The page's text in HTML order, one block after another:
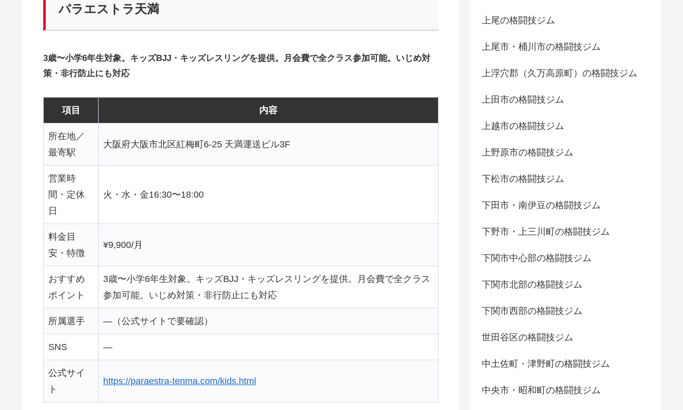
パラエストラ天満
3歳〜小学6年生対象。キッズBJJ・キッズレスリングを提供。月会費で全クラス参加可能。いじめ対
策・非行防止にも対応
項目 内容
所在地／
最寄駅
大阪府大阪市北区紅梅町6-25 天満運送ビル3F
営業時
間・定休
日
火・水・金16:30〜18:00
料金目
安・特徴
¥9,900/月
おすすめ
ポイント
3歳〜小学6年生対象。キッズBJJ・キッズレスリングを提供。月会費で全クラス
参加可能。いじめ対策・非行防止にも対応
所属選手 —（公式サイトで要確認）
SNS —
公式サイ
ト
https://paraestra-tenma.com/kids.html
上尾の格闘技ジム
上尾市・桶川市の格闘技ジム
上浮穴郡（久万高原町）の格闘技ジム
上田市の格闘技ジム
上越市の格闘技ジム
上野原市の格闘技ジム
下松市の格闘技ジム
下田市・南伊豆の格闘技ジム
下野市・上三川町の格闘技ジム
下関市中心部の格闘技ジム
下関市北部の格闘技ジム
下関市西部の格闘技ジム
世田谷区の格闘技ジム
中土佐町・津野町の格闘技ジム
中央市・昭和町の格闘技ジム